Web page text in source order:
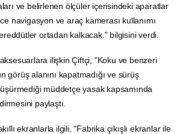
ve belirlenen ölçüler içerisindeki aparatlar
navigasyon ve araç kamerası kullanımı
ortadan kalkacak." bilgisini verdi.
ilişkin Çiftçi, "Koku ve benzeri
görüş alanını kapatmadığı ve sürüş
müddetçe yasak kapsamında
paylaştı.
ekranlarla ilgili, "Fabrika çıkışlı ekranlar ile